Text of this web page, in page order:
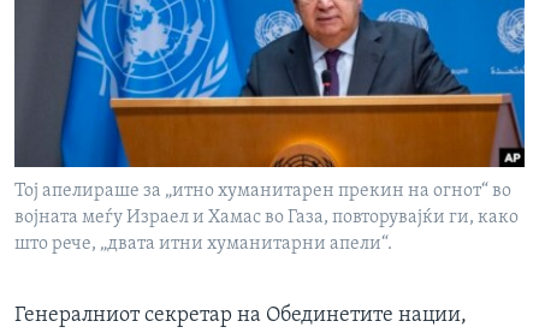
Јазици
Тој апелираше за „итно хуманитарен прекин на огнот“ во
војната меѓу Израел и Хамас во Газа, повторувајќи ги, како
што рече, „двата итни хуманитарни апели“.
Генералниот секретар на Обединетите нации,